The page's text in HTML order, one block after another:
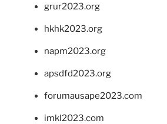
grur2023.org
hkhk2023.org
napm2023.org
apsdfd2023.org
forumausape2023.com
imkl2023.com